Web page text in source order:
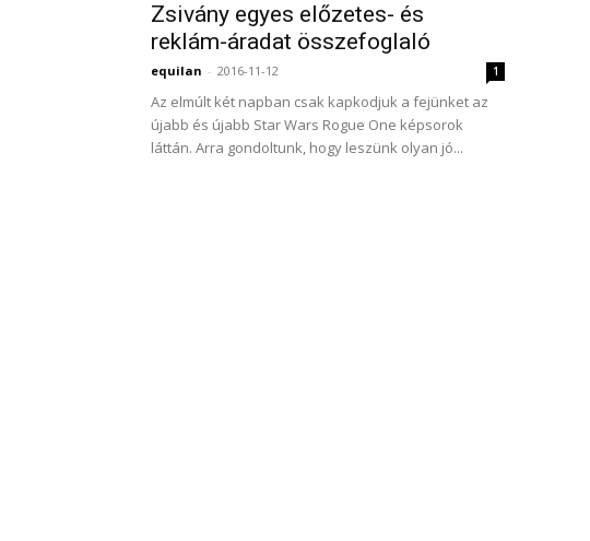
Zsivány egyes előzetes- és
reklám-áradat összefoglaló
equilan - 2016-11-12 1
Az elmúlt két napban csak kapkodjuk a fejünket az
újabb és újabb Star Wars Rogue One képsorok
láttán. Arra gondoltunk, hogy leszünk olyan jó...